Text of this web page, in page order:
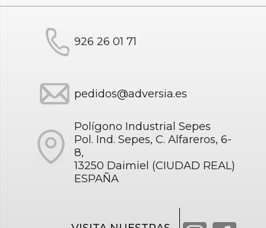
926 26 01 71
pedidos@adversia.es
Polígono Industrial Sepes
Pol. Ind. Sepes, C. Alfareros, 6-
8,
13250 Daimiel (CIUDAD REAL)
ESPAÑA